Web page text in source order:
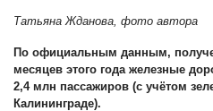
Татьяна Жданова, фото автора
По официальным данным,
месяцев этого года железные
2,4 млн пассажиров (с учётом
Калининграде).